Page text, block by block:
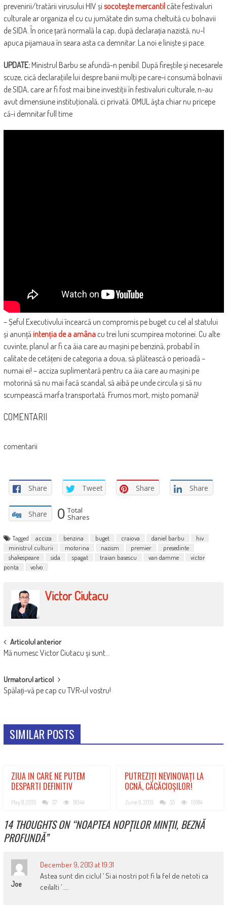
prevenirii/tratării virusului HIV și socotește mercantilcâte festivaluri
culturale ar organiza el cu cu jumătate din suma cheltuită cu bolnavii
de SIDA. În orice țară normală la cap, după declarația nazistă, nu-l
apuca pijamaua în seara asta ca demnitar. La noi e liniște și pace.
UPDATE:Ministrul Barbu se afundă-n penibil. După fireştile şi necesarele
scuze, cică declaraţiile lui despre banii mulţi pe care-i consumă bolnavii
de SIDA, care ar fi fost mai bine investiţii în festivaluri culturale, n-au
avut dimensiune instituţională, ci privată. OMUL ăşta chiar nu pricepe
că-i demnitar full time
– Șeful Executivului încearcă un compromis pe buget cu cel al statului
și anunță intenția de a amânacu trei luni scumpirea motorinei. Cu alte
cuvinte, planul ar fi ca ăia care au mașini pe benzină, probabil în
calitate de cetățeni de categoria a doua, să plătească o perioadă –
numai ei! – acciza suplimentară pentru ca ăia care au mașini pe
motorină să nu mai facă scandal, să aibă pe unde circula și să nu
scumpească marfa transportată. Frumos mort, mișto pomană!
COMENTARII
comentarii
Share Tweet Share Share
Share 0 Total
Shares
Tagged acciza benzina buget craiova daniel barbu
hiv
ministrul culturii
motorina nazism premier
presedinte
shakespeare
sida spagat traian basescu van damme
victor
ponta
volvo
Victor Ciutacu
POST
NAVIGATION
Articolul anterior
Mă numesc Victor Ciutacu şi sunt…
Urmatorul articol
Spălați-vă pe cap cu TVR-ul vostru!
SIMILAR POSTS
ZIUA IN CARE NE PUTEM
DESPARTI DEFINITIV
May 8, 2015 57 8044
PUTREZIȚI NEVINOVAȚI LA
OCNĂ, CĂCĂCIOȘILOR!
June 9, 2015 55 10184
14 THOUGHTS ON “NOAPTEA NOPȚILOR MINȚII, BEZNĂ
PROFUNDĂ”
Joe
December 9, 2013 at 19:31
Astea sunt din ciclul ‘ Si ai nostri pot fi la fel de netoti ca
ceilalti ‘ ….